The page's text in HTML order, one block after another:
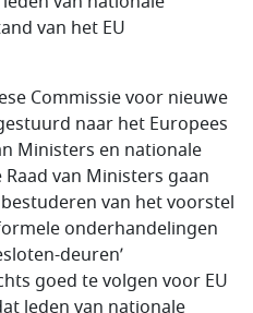
van het EU
Commissie voor nieuwe
naar het Europees
Ministers en nationale
van Ministers gaan
van het voorstel
onderhandelingen
deuren’
goed te volgen voor EU
leden van nationale